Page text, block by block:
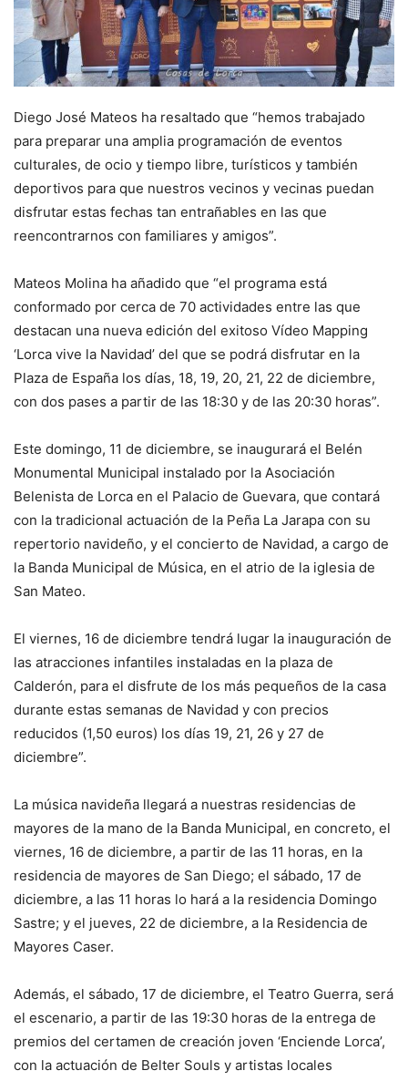
Diego José Mateos ha resaltado que “hemos trabajado
para preparar una amplia programación de eventos
culturales, de ocio y tiempo libre, turísticos y también
deportivos para que nuestros vecinos y vecinas puedan
disfrutar estas fechas tan entrañables en las que
reencontrarnos con familiares y amigos”.
Mateos Molina ha añadido que “el programa está
conformado por cerca de 70 actividades entre las que
destacan una nueva edición del exitoso Vídeo Mapping
‘Lorca vive la Navidad’ del que se podrá disfrutar en la
Plaza de España los días, 18, 19, 20, 21, 22 de diciembre,
con dos pases a partir de las 18:30 y de las 20:30 horas”.
Este domingo, 11 de diciembre, se inaugurará el Belén
Monumental Municipal instalado por la Asociación
Belenista de Lorca en el Palacio de Guevara, que contará
con la tradicional actuación de la Peña La Jarapa con su
repertorio navideño, y el concierto de Navidad, a cargo de
la Banda Municipal de Música, en el atrio de la iglesia de
San Mateo.
El viernes, 16 de diciembre tendrá lugar la inauguración de
las atracciones infantiles instaladas en la plaza de
Calderón, para el disfrute de los más pequeños de la casa
durante estas semanas de Navidad y con precios
reducidos (1,50 euros) los días 19, 21, 26 y 27 de
diciembre”.
La música navideña llegará a nuestras residencias de
mayores de la mano de la Banda Municipal, en concreto, el
viernes, 16 de diciembre, a partir de las 11 horas, en la
residencia de mayores de San Diego; el sábado, 17 de
diciembre, a las 11 horas lo hará a la residencia Domingo
Sastre; y el jueves, 22 de diciembre, a la Residencia de
Mayores Caser.
Además, el sábado, 17 de diciembre, el Teatro Guerra, será
el escenario, a partir de las 19:30 horas de la entrega de
premios del certamen de creación joven ‘Enciende Lorca’,
con la actuación de Belter Souls y artistas locales